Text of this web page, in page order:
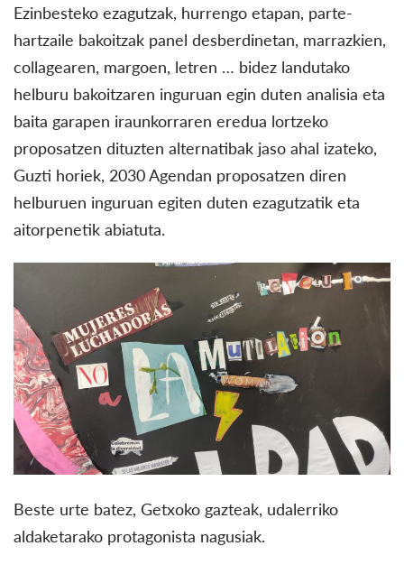
Ezinbesteko ezagutzak, hurrengo etapan, parte-
hartzaile bakoitzak panel desberdinetan, marrazkien,
collagearen, margoen, letren … bidez landutako
helburu bakoitzaren inguruan egin duten analisia eta
baita garapen iraunkorraren eredua lortzeko
proposatzen dituzten alternatibak jaso ahal izateko,
Guzti horiek, 2030 Agendan proposatzen diren
helburuen inguruan egiten duten ezagutzatik eta
aitorpenetik abiatuta.
Beste urte batez, Getxoko gazteak, udalerriko
aldaketarako protagonista nagusiak.